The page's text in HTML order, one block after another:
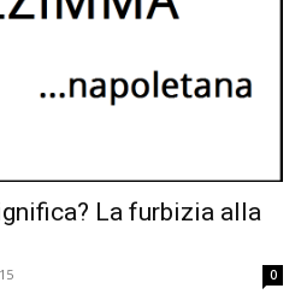
La furbizia alla
0